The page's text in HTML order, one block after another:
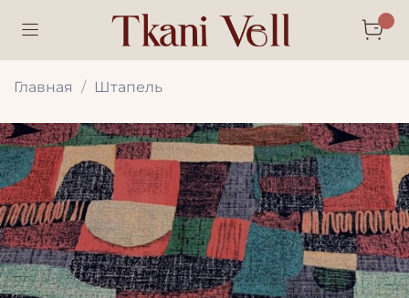
Главная Штапель